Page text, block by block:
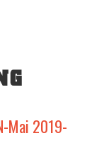
Mai 2019-